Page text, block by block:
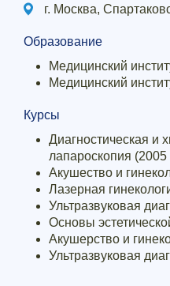
г. Москва,
Образование
Медицинский
Медицинский
Курсы
Диагностическая и
лапароскопия (2005
Акушество и
Лазерная
Ультразвуковая
Основы
Акушерство и
Ультразвуковая